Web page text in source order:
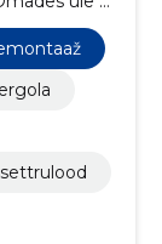
nõuandeid
mõistliku